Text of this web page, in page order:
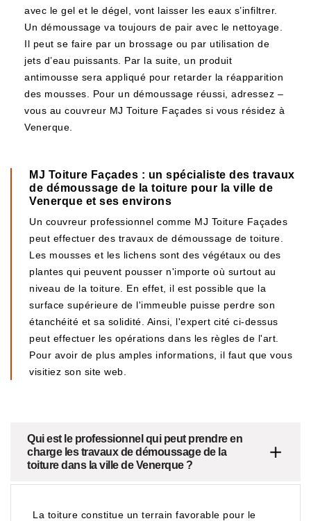
avec le gel et le dégel, vont laisser les eaux s’infiltrer.
Un démoussage va toujours de pair avec le nettoyage.
Il peut se faire par un brossage ou par utilisation de
jets d’eau puissants. Par la suite, un produit
antimousse sera appliqué pour retarder la réapparition
des mousses. Pour un démoussage réussi, adressez –
vous au couvreur MJ Toiture Façades si vous résidez à
Venerque.
MJ Toiture Façades : un spécialiste des travaux
de démoussage de la toiture pour la ville de
Venerque et ses environs
Un couvreur professionnel comme MJ Toiture Façades
peut effectuer des travaux de démoussage de toiture.
Les mousses et les lichens sont des végétaux ou des
plantes qui peuvent pousser n'importe où surtout au
niveau de la toiture. En effet, il est possible que la
surface supérieure de l'immeuble puisse perdre son
étanchéité et sa solidité. Ainsi, l'expert cité ci-dessus
peut effectuer les opérations dans les règles de l'art.
Pour avoir de plus amples informations, il faut que vous
visitiez son site web.
Qui est le professionnel qui peut prendre en
charge les travaux de démoussage de la
toiture dans la ville de Venerque ?
La toiture constitue un terrain favorable pour le